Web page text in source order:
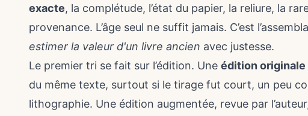
exacte, la complétude, l’état du papier, la reliure, la
provenance. L’âge seul ne suffit jamais. C’est
estimer la valeur d'un livre ancien avec justesse.
Le premier tri se fait sur l’édition. Une édition originale
du même texte, surtout si le tirage fut court, un peu
lithographie. Une édition augmentée, revue par